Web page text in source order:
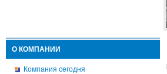
О КОМПАНИИ
Компания сегодня